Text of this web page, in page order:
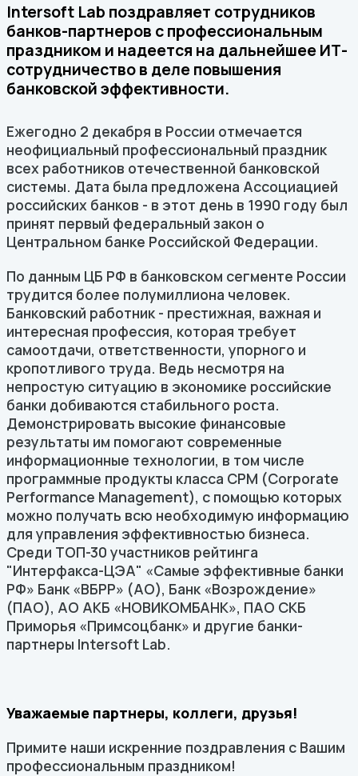
Intersoft Lab поздравляет сотрудников
банков-партнеров с профессиональным
праздником и надеется на дальнейшее ИТ-
сотрудничество в деле повышения
банковской эффективности.
Ежегодно 2 декабря в России отмечается
неофициальный профессиональный праздник
всех работников отечественной банковской
системы. Дата была предложена Ассоциацией
российских банков - в этот день в 1990 году был
принят первый федеральный закон о
Центральном банке Российской Федерации.
По данным ЦБ РФ в банковском сегменте России
трудится более полумиллиона человек.
Банковский работник - престижная, важная и
интересная профессия, которая требует
самоотдачи, ответственности, упорного и
кропотливого труда. Ведь несмотря на
непростую ситуацию в экономике российские
банки добиваются стабильного роста.
Демонстрировать высокие финансовые
результаты им помогают современные
информационные технологии, в том числе
программные продукты класса CPM (Corporate
Performance Management), с помощью которых
можно получать всю необходимую информацию
для управления эффективностью бизнеса.
Среди ТОП-30 участников рейтинга
"Интерфакса-ЦЭА" «Самые эффективные банки
РФ» Банк «ВБРР» (АО), Банк «Возрождение»
(ПАО), АО АКБ «НОВИКОМБАНК», ПАО СКБ
Приморья «Примсоцбанк» и другие банки-
партнеры Intersoft Lab.
Уважаемые партнеры, коллеги, друзья!
Примите наши искренние поздравления с Вашим
профессиональным праздником!